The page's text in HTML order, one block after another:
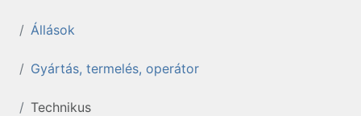
Állások
Gyártás, termelés, operátor
Technikus